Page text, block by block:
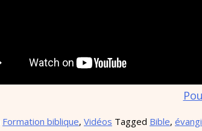
Formation biblique, Vidéos Tagged Bible,